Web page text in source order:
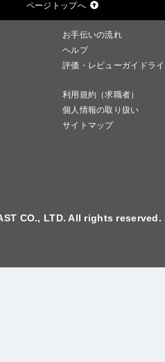
ページトップへ
お手伝いの流れ
ヘルプ
評価・レビューガイドラ
利用規約（求職者）
個人情報の取り扱い
サイトマップ
CO., LTD. All rights reserved.